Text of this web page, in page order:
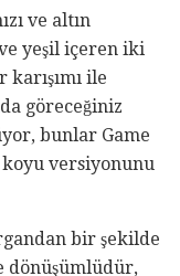
ve altın
yeşil içeren iki
ile
göreceğiniz
bunlar Game
versiyonunu
bir şekilde
dönüşümlüdür,